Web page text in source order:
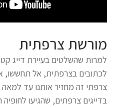
מורשת צרפתית
למרות שהשלטים בעיירת דייג
לכתובים בצרפתית, אל תחששו,
בדייגים צרפתים, שהגיעו